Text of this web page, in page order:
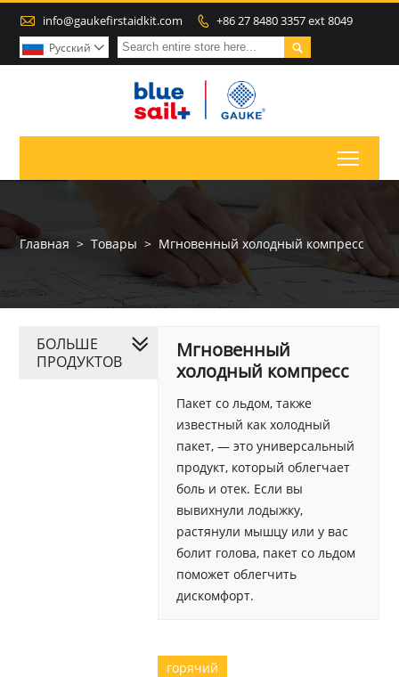
 info@gaukefirstaidkit.com  +86 27 8480 3357 ext 8049

Pусский 
Главная > Товары > Мгновенный холодный компресс
Мгновенный
холодный компресс
Пакет со льдом, также
известный как холодный
пакет, — это универсальный
продукт, который облегчает
боль и отек. Если вы
вывихнули лодыжку,
растянули мышцу или у вас
болит голова, пакет со льдом
поможет облегчить
дискомфорт.
горячий
БОЛЬШЕ
ПРОДУКТОВ